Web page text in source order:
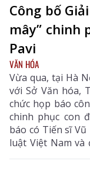
Công bố
mây” chinh
Pavi
VĂN HÓA
Vừa qua, tại Hà
với Sở Văn hóa,
chức họp báo
chinh phục con
báo có Tiến sĩ
luật Việt Nam và
đốc Sở Văn hóa,